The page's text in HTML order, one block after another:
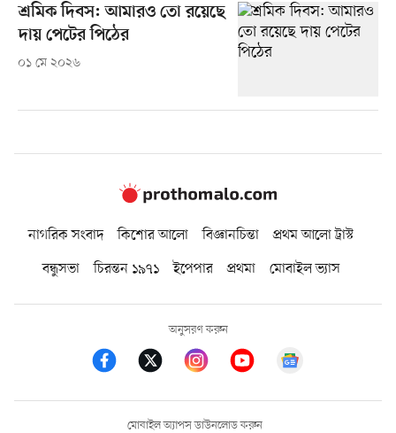
শ্রমিক দিবস: আমারও তো রয়েছে
দায় পেটের পিঠের
০১ মে ২০২৬
নাগরিক সংবাদ কিশোর আলো বিজ্ঞানচিন্তা
প্রথম আলো ট্রাস্ট
বন্ধুসভা
চিরন্তন ১৯৭১ ইপেপার প্রথমা মোবাইল ভ্যাস
অনুসরণ করুন
মোবাইল অ্যাপস ডাউনলোড করুন